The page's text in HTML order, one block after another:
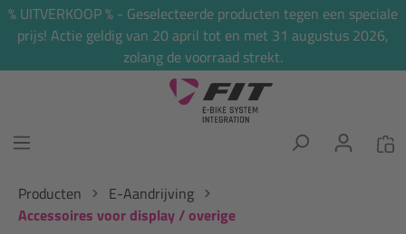
% UITVERKOOP % - Geselecteerde producten tegen een speciale
prijs! Actie geldig van 20 april tot en met 31 augustus 2026,
zolang de voorraad strekt.
Producten
E-Aandrijving
Accessoires voor display / overige